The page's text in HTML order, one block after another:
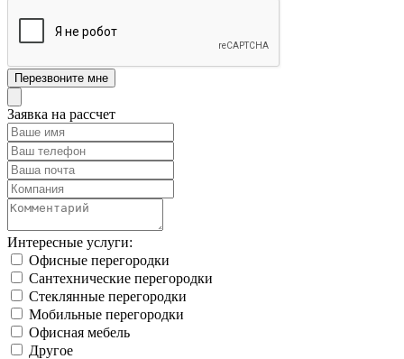
Заявка на рассчет
Интересные услуги:
Офисные перегородки
Сантехнические перегородки
Стеклянные перегородки
Мобильные перегородки
Офисная мебель
Другое